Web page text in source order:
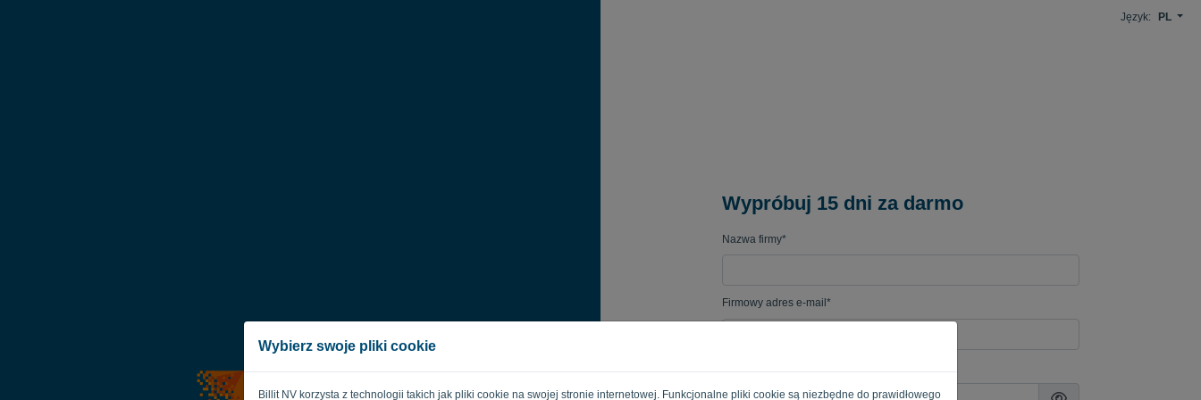
Wybierz swoje pliki cookie
Billit NV korzysta z technologii takich jak pliki cookie na swojej stronie internetowej. Funkcjonalne pliki cookie są niezbędne do prawidłowego
Język: PL
Wypróbuj 15 dni za darmo
Nazwa firmy*
Firmowy adres e-mail*